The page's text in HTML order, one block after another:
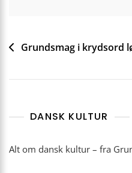
Grundsmag i krydsord
DANSK KULTUR
Alt om dansk kultur – fra